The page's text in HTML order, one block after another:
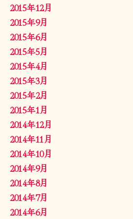
2015年12月
2015年9月
2015年6月
2015年5月
2015年4月
2015年3月
2015年2月
2015年1月
2014年12月
2014年11月
2014年10月
2014年9月
2014年8月
2014年7月
2014年6月